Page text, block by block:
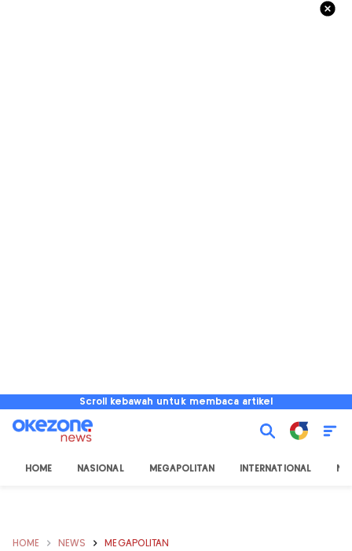
Scroll kebawah untuk membaca artikel
HOME NASIONAL MEGAPOLITAN INTERNATIONAL
HOME NEWS MEGAPOLITAN